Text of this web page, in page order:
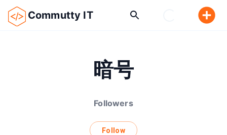
Commutty IT
暗号
Followers
Follow